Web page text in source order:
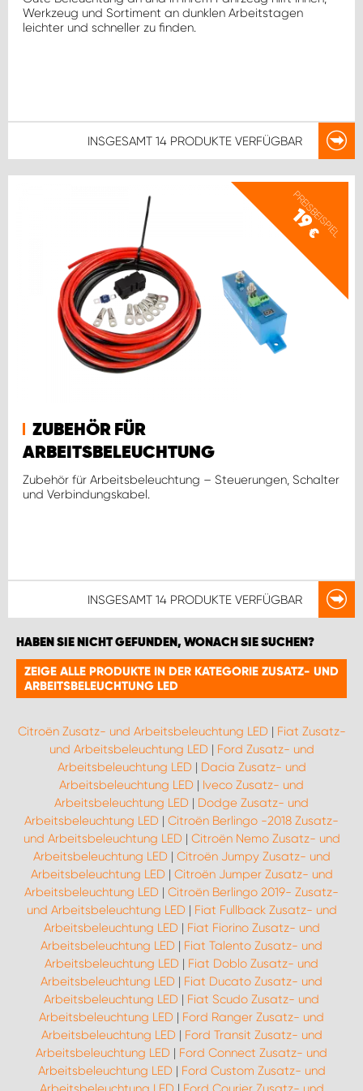
Werkzeug und Sortiment an dunklen Arbeitstagen
leichter und schneller zu finden.
INSGESAMT 14 PRODUKTE VERFÜGBAR
PREISBEISPIEL
19
€
ZUBEHÖR FÜR
ARBEITSBELEUCHTUNG
Zubehör für Arbeitsbeleuchtung – Steuerungen, Schalter
und Verbindungskabel.
INSGESAMT 14 PRODUKTE VERFÜGBAR
HABEN SIE NICHT GEFUNDEN, WONACH SIE SUCHEN?
ZEIGE ALLE PRODUKTE IN DER KATEGORIE ZUSATZ- UND
ARBEITSBELEUCHTUNG LED
Citroën Zusatz- und Arbeitsbeleuchtung LED| Fiat Zusatz-
und Arbeitsbeleuchtung LED| Ford Zusatz- und
Arbeitsbeleuchtung LED| Dacia Zusatz- und
Arbeitsbeleuchtung LED | Iveco Zusatz- und
Arbeitsbeleuchtung LED | Dodge Zusatz- und
Arbeitsbeleuchtung LED | Citroën Berlingo -2018 Zusatz-
und Arbeitsbeleuchtung LED| Citroën Nemo Zusatz- und
Arbeitsbeleuchtung LED| Citroën Jumpy Zusatz- und
Arbeitsbeleuchtung LED| Citroën Jumper Zusatz- und
Arbeitsbeleuchtung LED | Citroën Berlingo 2019- Zusatz-
und Arbeitsbeleuchtung LED| Fiat Fullback Zusatz- und
Arbeitsbeleuchtung LED| Fiat Fiorino Zusatz- und
Arbeitsbeleuchtung LED | Fiat Talento Zusatz- und
Arbeitsbeleuchtung LED | Fiat Doblo Zusatz- und
Arbeitsbeleuchtung LED | Fiat Ducato Zusatz- und
Arbeitsbeleuchtung LED | Fiat Scudo Zusatz- und
Arbeitsbeleuchtung LED | Ford Ranger Zusatz- und
Arbeitsbeleuchtung LED| Ford Transit Zusatz- und
Arbeitsbeleuchtung LED | Ford Connect Zusatz- und
Arbeitsbeleuchtung LED| Ford Custom Zusatz- und